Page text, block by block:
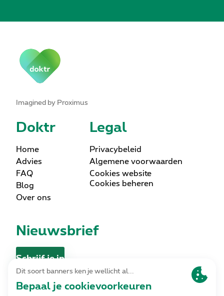
Imagined by Proximus
Doktr
Home
Advies
FAQ
Blog
Over ons
Legal
Privacybeleid
Algemene voorwaarden
Cookies website
Cookies beheren
Nieuwsbrief
Schrijf je in
Contact